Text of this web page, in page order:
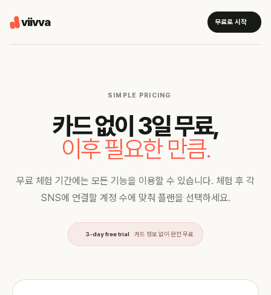
viivva 무료로 시작
SIMPLE PRICING
카드 없이 3일 무료,
이후 필요한 만큼.
무료 체험 기간에는 모든 기능을 이용할 수 있습니다. 체험 후 각
SNS에 연결할 계정 수에 맞춰 플랜을 선택하세요.
3-day free trial 카드 정보 없이 완전 무료